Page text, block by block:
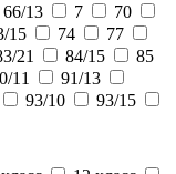
66/13 7
70
15 74
77
21 84/15
85
11
91/13
93/10
93/15